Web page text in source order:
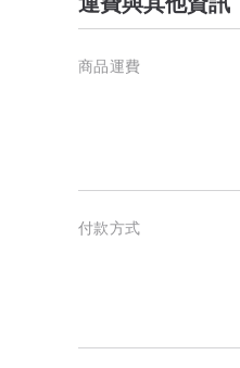
商品運費
付款方式